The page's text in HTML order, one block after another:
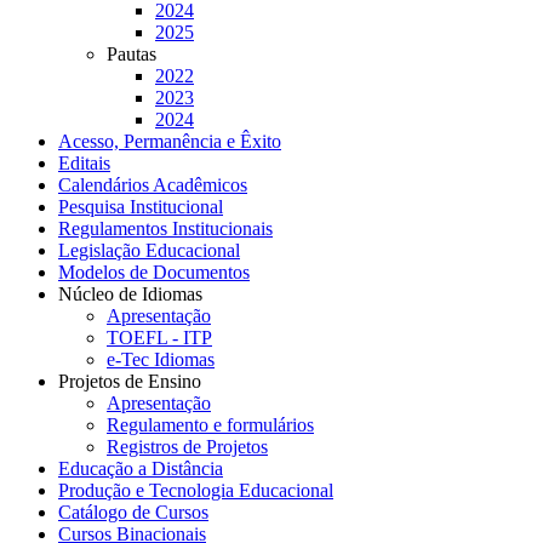
2024
2025
Pautas
2022
2023
2024
Acesso, Permanência e Êxito
Editais
Calendários Acadêmicos
Pesquisa Institucional
Regulamentos Institucionais
Legislação Educacional
Modelos de Documentos
Núcleo de Idiomas
Apresentação
TOEFL - ITP
e-Tec Idiomas
Projetos de Ensino
Apresentação
Regulamento e formulários
Registros de Projetos
Educação a Distância
Produção e Tecnologia Educacional
Catálogo de Cursos
Cursos Binacionais